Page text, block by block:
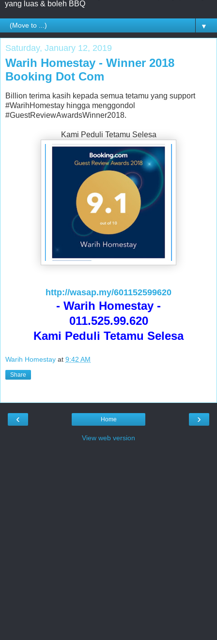
yang luas & boleh BBQ
▼
Saturday, January 12, 2019
Warih Homestay - Winner 2018
Booking Dot Com
Billion terima kasih kepada semua tetamu yang support
#WarihHomestay hingga menggondol
#GuestReviewAwardsWinner2018.
Kami Peduli Tetamu Selesa
http://wasap.my/601152599620
- Warih Homestay -
011.525.99.620
Kami Peduli Tetamu Selesa
Warih Homestay at 9:42 AM
Share
‹ ›
Home
View web version